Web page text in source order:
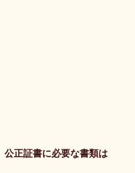
公正証書に必要な書類は